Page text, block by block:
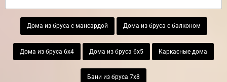
Дома из бруса с мансардой Дома из бруса с балконом
Дома из бруса 6х4 Дома из бруса 6х5 Каркасные дома
Бани из бруса 7х8